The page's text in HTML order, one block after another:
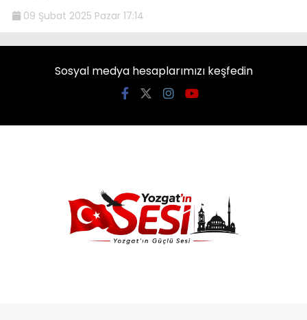
09 Şubat 2025 Pazar 17:14
Sosyal medya hesaplarımızı keşfedin